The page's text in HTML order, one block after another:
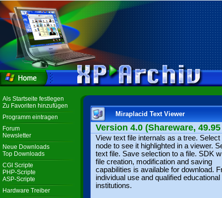
Als Startseite festlegen
Zu Favoriten hinzufügen
Programm eintragen
Forum
Newsletter
Neue Downloads
Top Downloads
CGI Scripte
PHP-Scripte
ASP-Scripte
Hardware Treiber
Miraplacid Text Viewer
Version 4.0 (Shareware,
View text file internals as a tree. Select
node to see it highlighted in a viewer.
text file. Save selection to a file. SDK
file creation, modification and saving
capabilities is available for download.
individual use and qualified educational
institutions.